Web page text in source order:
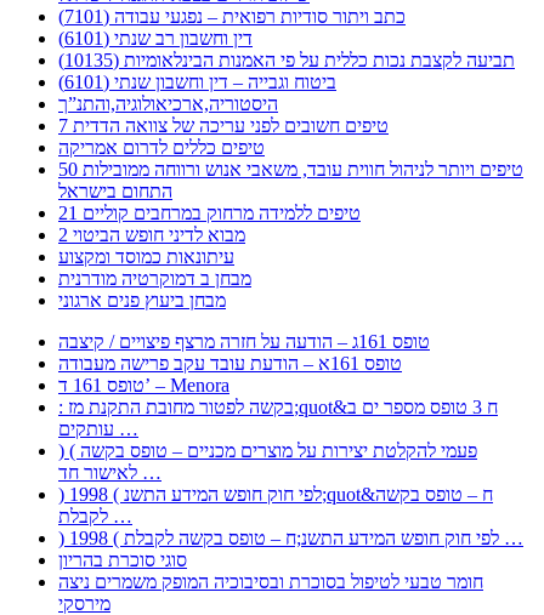
כתב ויתור סודיות רפואית – נפגעי עבודה (7101)
דין וחשבון רב שנתי (6101)
תביעה לקצבת נכות כללית על פי האמנות הבינלאומיות (10135)
ביטוח וגבייה – דין וחשבון שנתי (6101)
היסטוריה,ארכיאולוגיה,והתנ”ך
7 טיפים חשובים לפני עריכה של צוואה הדדית
טיפים כללים לדרום אמריקה
50 טיפים ויותר לניהול חווית עובד, משאבי אנוש ורווחה ממובילות
התחום בישראל
21 טיפים ללמידה מרחוק במרחבים קוליים
מבוא לדיני חופש הביטוי 2
עיתונאות כמוסד ומקצוע
מבחן ב דמוקרטיה מודרנית
מבחן ביעוץ פנים ארגוני
טופס 161ג – הודעה על חזרה מרצף פיצויים / קיצבה
טופס 161א – הודעת עובד עקב פרישה מעבודה
טופס 161 ד’ – Menora
: בקשה לפטור מחובת התקנת מז;quot&ח 3 טופס מספר ים ב
עותקים …
) ( פעמי להקלטת יצירות על מוצרים מכניים – טופס בקשה
לאישור חד …
) 1998 ( לפי חוק חופש המידע התשנ;quot&ח – טופס בקשה
לקבלת …
) 1998 ( לפי חוק חופש המידע התשנ;ח – טופס בקשה לקבלת …
סוגי סוכרת בהריון
חומר טבעי לטיפול בסוכרת ובסיבוכיה המופק משמרים ניצה
מירסקי